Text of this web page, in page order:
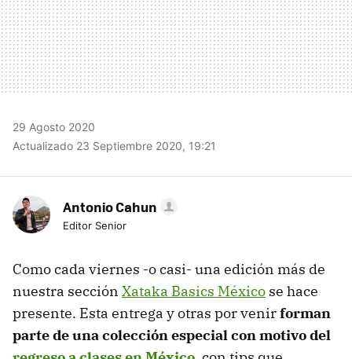
29 Agosto 2020
Actualizado 23 Septiembre 2020, 19:21
Antonio Cahun
Editor Senior
Como cada viernes -o casi- una edición más de
nuestra sección Xataka Basics México se hace
presente. Esta entrega y otras por venirforman
parte de una colección especial con motivo del